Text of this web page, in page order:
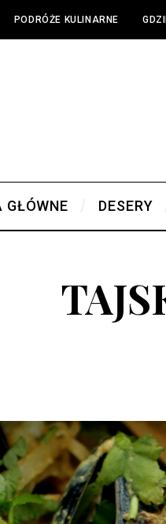
PODRÓŻE KULINARNE
GŁÓWNE DESERY